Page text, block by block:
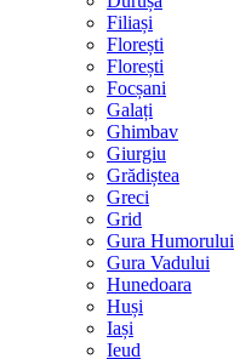
Filiași
Florești
Florești
Focșani
Galați
Ghimbav
Giurgiu
Grădiștea
Greci
Grid
Gura Humorului
Gura Vadului
Hunedoara
Huși
Iași
Ieud